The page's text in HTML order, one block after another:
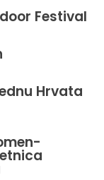
Festival
Hrvata